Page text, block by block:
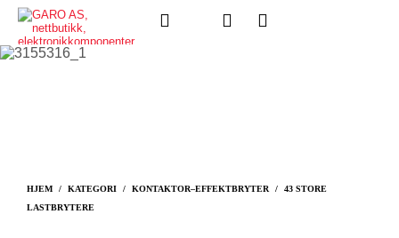
HJEM / KATEGORI / KONTAKTOR–EFFEKTBRYTER /
43 STORE
LASTBRYTERE